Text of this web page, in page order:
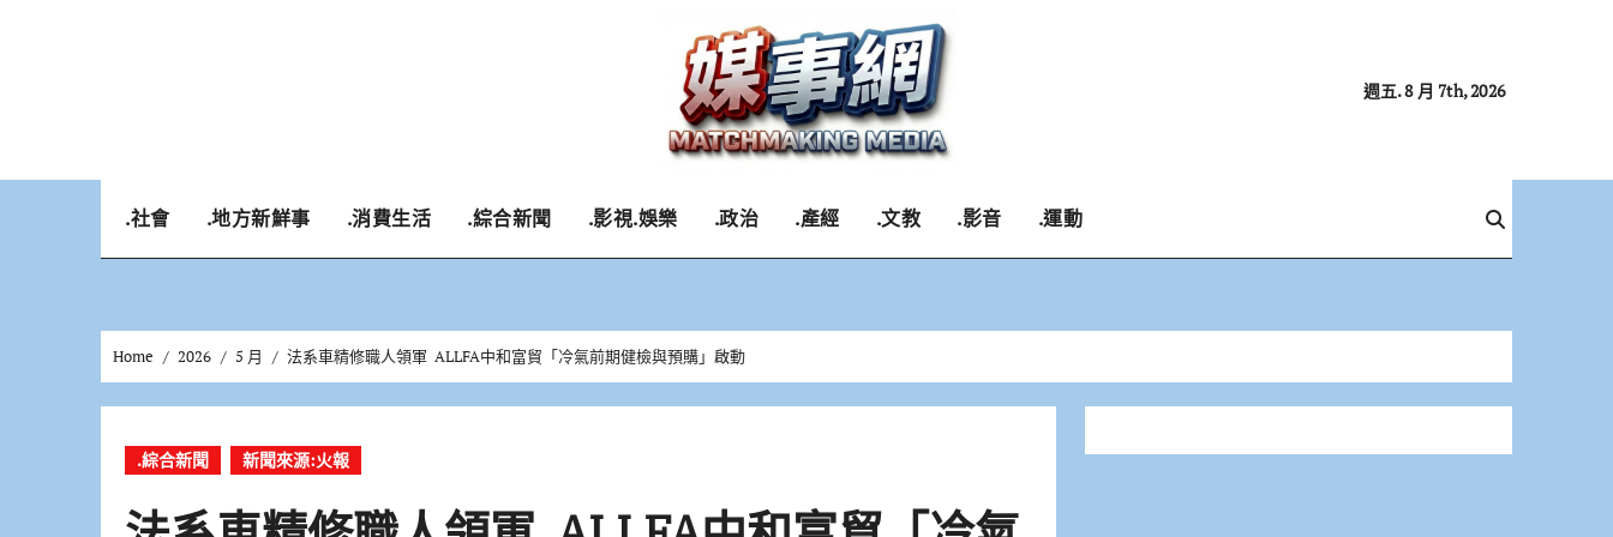
週五. 8 月 7th, 2026
.社會 .地方新鮮事 .消費生活 .綜合新聞 .影視.娛樂 .政治 .產經 .文教 .影音 .運動
Home 2026 5 月 法系車精修職人領軍 ALLFA中和富貿「冷氣前期健檢與預購」啟動
.綜合新聞 新聞來源:火報